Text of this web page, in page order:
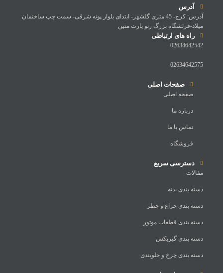
آدرس
آدرس: کرج- 45 متری گلشهر- ابتدای بلوار پونه شرقی- سمت چپ ساختمان
میلاد-فرئشگاه بزرگ رنو پارت متین
راه های ارتباطی
02634642542
02634642575
صفحات اصلی
صفحه اصلی
درباره ما
تماس با ما
فروشگاه
دسترسی سریع
مقالات
دسته بندی بدنه
دسته بندی چراغ و خطر
دسته بندی قطعات موتور
دسته بندی گیربکس
دسته بندی چرخ و جلوبندی